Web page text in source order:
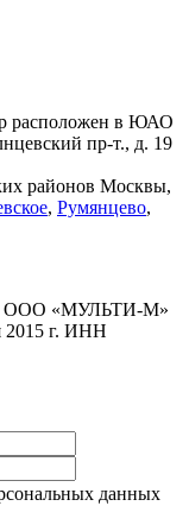
расположен в ЮАО
пр-т., д. 19
районов Москвы,
, Румянцево,
ООО «МУЛЬТИ-М»
2015 г. ИНН
данных